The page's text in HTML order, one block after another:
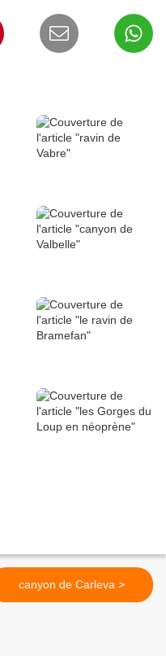
canyon de Carleva >